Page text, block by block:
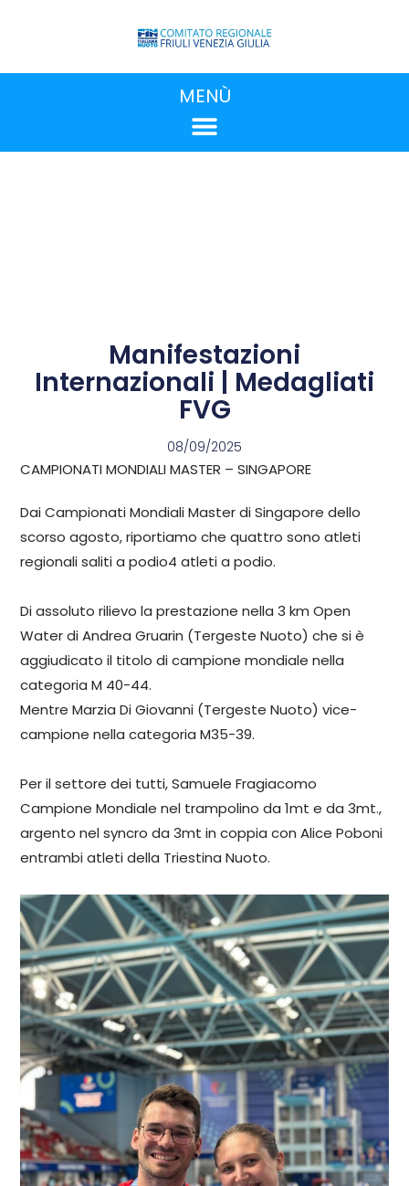
MENÙ
Manifestazioni
Internazionali | Medagliati
FVG
08/09/2025
CAMPIONATI MONDIALI MASTER – SINGAPORE
Dai Campionati Mondiali Master di Singapore dello
scorso agosto, riportiamo che quattro sono atleti
regionali saliti a podio4 atleti a podio.
Di assoluto rilievo la prestazione nella 3 km Open
Water di Andrea Gruarin (Tergeste Nuoto) che si è
aggiudicato il titolo di campione mondiale nella
categoria M 40-44.
Mentre Marzia Di Giovanni (Tergeste Nuoto) vice-
campione nella categoria M35-39.
Per il settore dei tutti, Samuele Fragiacomo
Campione Mondiale nel trampolino da 1mt e da 3mt.,
argento nel syncro da 3mt in coppia con Alice Poboni
entrambi atleti della Triestina Nuoto.